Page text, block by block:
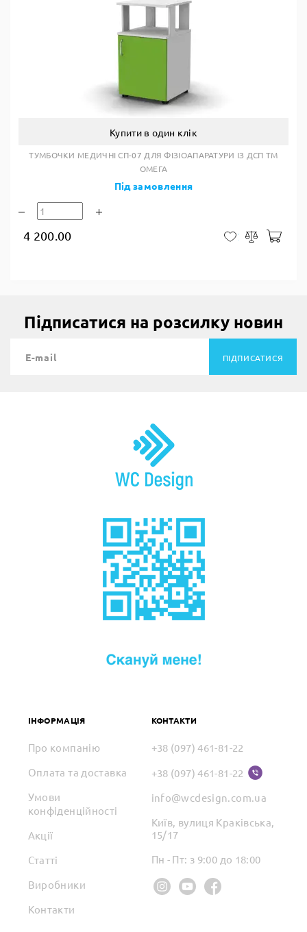
Купити в один клік
ТУМБОЧКИ МЕДИЧНІ СП-07 ДЛЯ ФІЗІОАПАРАТУРИ ІЗ ДСП ТМ
ОМЕГА
Під замовлення
4 200.00 У закладкиПорівняти
Підписатися на розсилку новин
ПІДПИСАТИСЯ
ІНФОРМАЦІЯ
Про компанію
Оплата та доставка
Умови
конфіденційності
Акції
Статті
Виробники
Контакти
КОНТАКТИ
+38 (097) 461-81-22
+38 (097) 461-81-22
info@wcdesign.com.ua
Київ, вулиця Краківська,
15/17
Пн - Пт: з 9:00 до 18:00